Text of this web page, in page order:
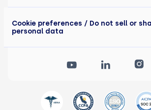
Cookie preferences/ Do not sell or
personal data